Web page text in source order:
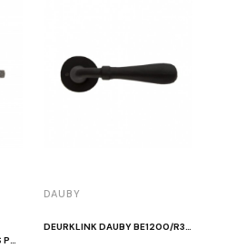
DEURKLINK TOM LENAERTS PH2017/50F RM RUW METAAL
DAUBY
DEURKLINK DAUBY BE1200/R326B N ZWART